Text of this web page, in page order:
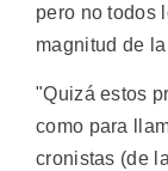
pero no todos
magnitud de
"Quizá estos
como para
cronistas (de